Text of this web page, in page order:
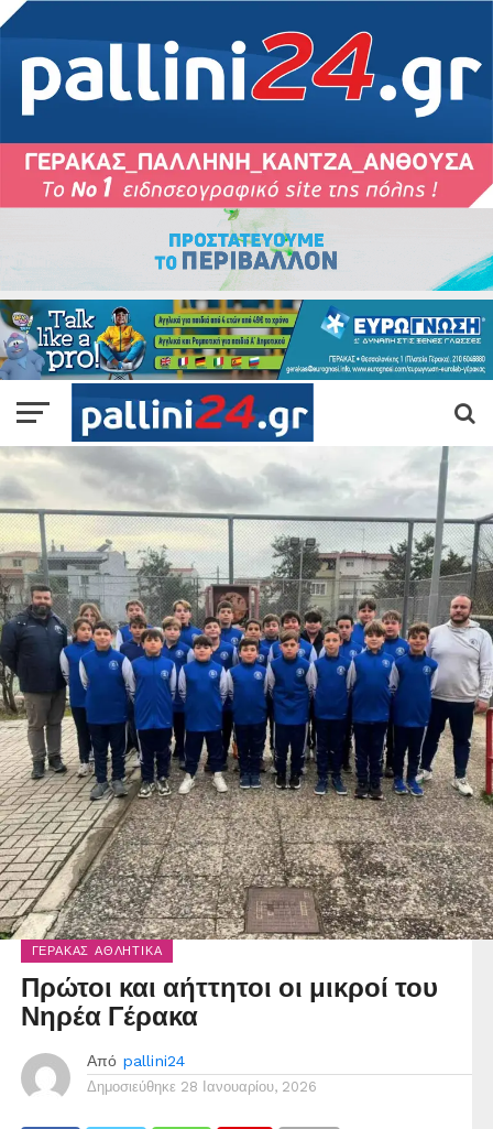
ΓΈΡΑΚΑΣ ΑΘΛΗΤΙΚΆ
Πρώτοι και αήττητοι οι μικροί του
Νηρέα Γέρακα
Από pallini24
Δημοσιεύθηκε 28 Ιανουαρίου, 2026